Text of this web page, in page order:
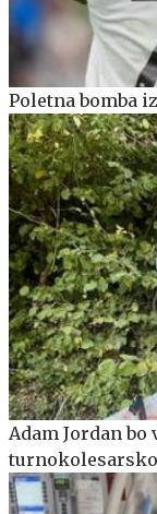
Poletna bomba
Adam Jordan